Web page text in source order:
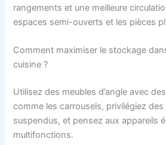
rangements et une meilleure
espaces semi-ouverts et les pièces
Comment maximiser le stockage
cuisine ?
Utilisez des meubles d’angle avec
comme les carrousels, privilégiez
suspendus, et pensez aux appareils
multifonctions.